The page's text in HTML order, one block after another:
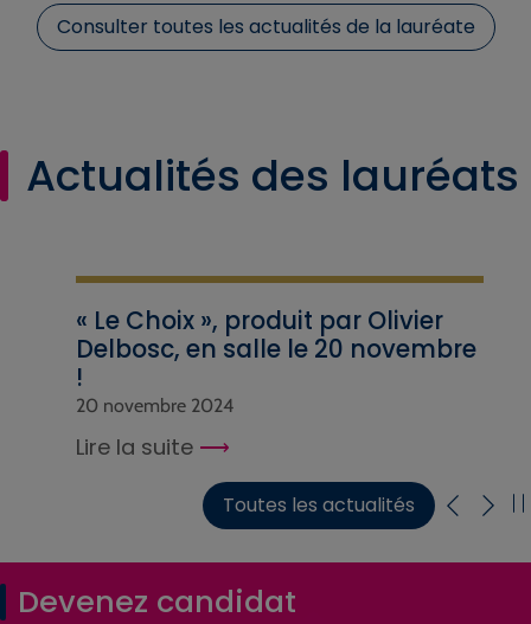
Consulter toutes les actualités de la lauréate
Actualités des lauréats
« Le Choix », produit par Olivier
Delbosc, en salle le 20 novembre
!
20 novembre 2024
Lire la suite
Toutes les actualités
Devenez candidat